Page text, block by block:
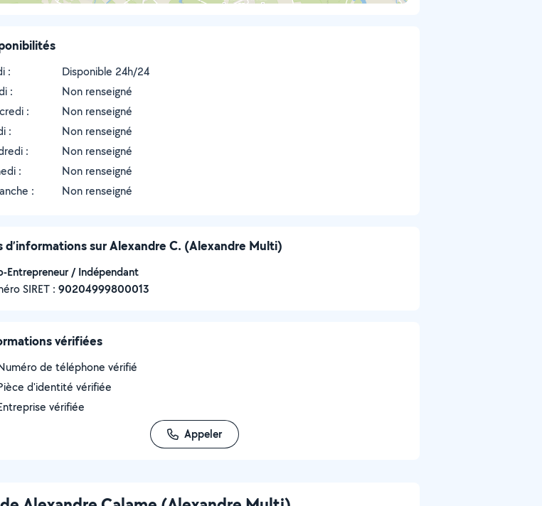
:
Disponible 24h/24
:
Non renseigné
:
Non renseigné
:
Non renseigné
:
Non renseigné
:
Non renseigné
:
Non renseigné
d’informations sur Alexandre C. (Alexandre Multi)
Entrepreneur / Indépendant
SIRET : ‍90204999800013
vérifiées
de téléphone vérifié
d'identité vérifiée
vérifiée
Appeler